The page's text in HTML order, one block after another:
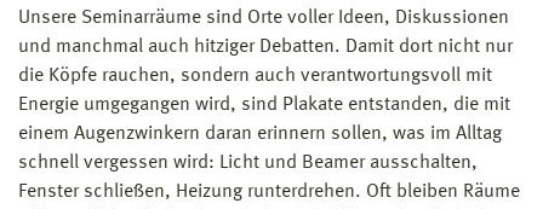
Unsere Seminarräume sind Orte voller Ideen, Diskussionen
und manchmal auch hitziger Debatten. Damit dort nicht nur
die Köpfe rauchen, sondern auch verantwortungsvoll mit
Energie umgegangen wird, sind Plakate entstanden, die mit
einem Augenzwinkern daran erinnern sollen, was im Alltag
schnell vergessen wird: Licht und Beamer ausschalten,
Fenster schließen, Heizung runterdrehen. Oft bleiben Räume